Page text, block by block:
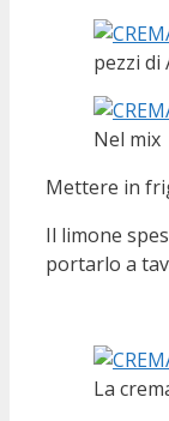
pezzi di
Nel mix
Mettere in
Il limone
portarlo a
La